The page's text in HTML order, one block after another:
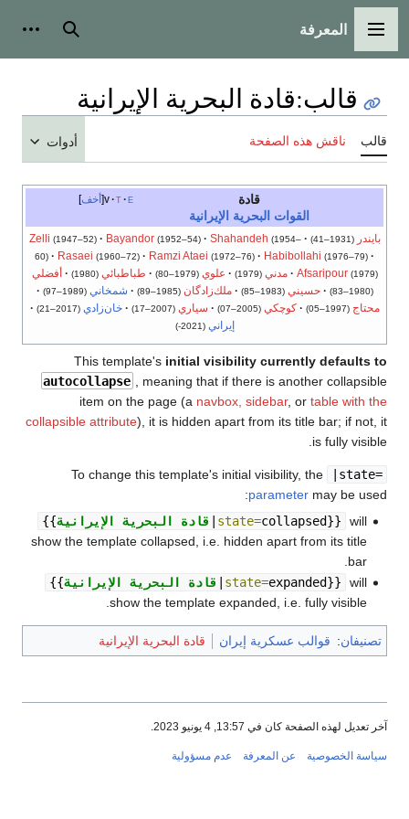
القائمة الرئيسية
المعرفة بحث
قالب:قادة البحرية الإيرانية
قالب ناقش هذه الصفحة أدوات
أخف v t e
قادة
القوات البحرية الإيرانية
بايندر (1931–41)
Zelli (1947–52) Bayandor (1952–54) Shahandeh (1954–
60)
Rasaei (1960–72) Ramzi Ataei (1972–76) Habibollahi (1976–79)
Afsaripour (1979) مدني (1979) علوي (1979–80) طباطبائي (1980) أفضلي
(1980–83) حسيني (1983–85) ملك‌زادگان (1985–89) شمخاني (1989–97)
محتاج (1997–05) كوچكي (2005–07) سياري (2007–17) خان‌زادي (2017–21)
إيراني (2021-)
This template's initial visibility currently defaults to
autocollapse
, meaning that if there is another collapsible
item on the page (a navbox, sidebar, or table with the
collapsible attribute), it is hidden apart from its title bar; if not, it
is fully visible.
To change this template's initial visibility, the
|state=
parameter may be used:
{{قادة البحرية الإيرانية state=collapsed}}
will
show the template collapsed, i.e. hidden apart from its title
bar.
{{قادة البحرية الإيرانية state=expanded}}
will
show the template expanded, i.e. fully visible.
تصنيفان: قوالب عسكرية إيران قادة البحرية الإيرانية
آخر تعديل لهذه الصفحة كان في 13:57, 4 يونيو 2023.
سياسة الخصوصية عن المعرفة عدم مسؤولية